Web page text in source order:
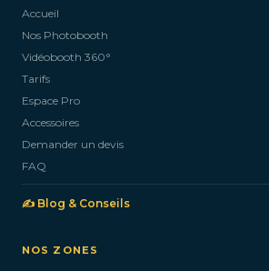
Accueil
Nos Photobooth
Vidéobooth 360°
Tarifs
Espace Pro
Accessoires
Demander un devis
FAQ
✍️ Blog & Conseils
NOS ZONES